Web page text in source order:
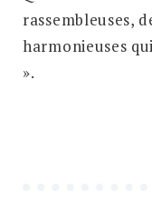
rassembleuses,
harmonieuses
».